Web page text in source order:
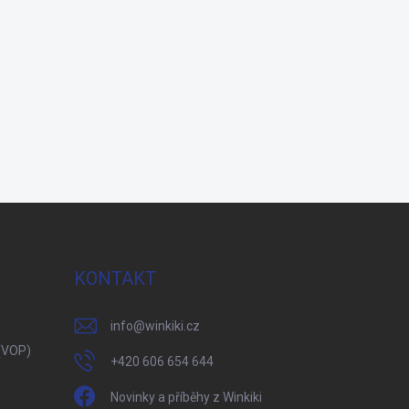
KONTAKT
info@winkiki.cz
+420 606 654 644
Novinky a příběhy z Winkiki